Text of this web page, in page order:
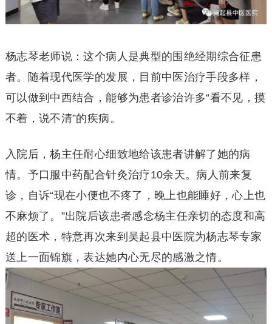
杨志琴老师说：这个病人是典型的围绝经期综合征患
者。随着现代医学的发展，目前中医治疗手段多样，
可以做到中西结合，能够为患者诊治许多“看不见，摸
不着，说不清”的疾病。
入院后，杨主任耐心细致地给该患者讲解了她的病
情。予口服中药配合针灸治疗10余天。病人前来复
诊，自诉“现在小便也不疼了，晚上也能睡好，心上也
不麻烦了。”出院后该患者感念杨主任亲切的态度和高
超的医术，特意再次来到吴起县中医院为杨志琴专家
送上一面锦旗，表达她内心无尽的感激之情。